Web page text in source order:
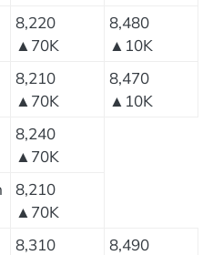
8,220
▲70K
8,480
▲10K
8,210
▲70K
8,470
▲10K
8,240
▲70K
8,210
▲70K
8,310
8,490